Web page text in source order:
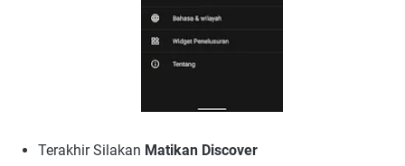
Terakhir Silakan Matikan Discover